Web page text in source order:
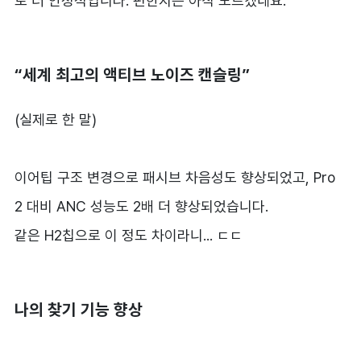
“세계 최고의 액티브 노이즈 캔슬링”
(실제로 한 말)
이어팁 구조 변경으로 패시브 차음성도 향상되었고, Pro
2 대비 ANC 성능도 2배 더 향상되었습니다.
같은 H2칩으로 이 정도 차이라니... ㄷㄷ
나의 찾기 기능 향상